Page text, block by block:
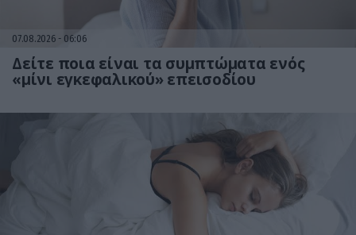
07.08.2026 06:06
Δείτε ποια είναι τα συμπτώματα ενός
«μίνι εγκεφαλικού» επεισοδίου